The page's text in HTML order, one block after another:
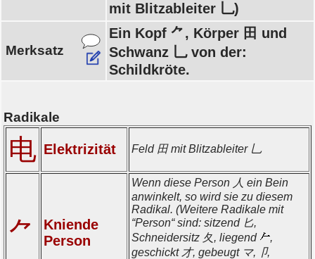
mit Blitzableiter 乚)
Merksatz
Ein Kopf ⺈, Körper 田 und
Schwanz 乚 von der:
Schildkröte.
Radikale
电 Elektrizität Feld 田 mit Blitzableiter 乚
⺈
Kniende
Person
Wenn diese Person 人 ein Bein
anwinkelt, so wird sie zu diesem
Radikal. (Weitere Radikale mit
“Person“ sind: sitzend 匕,
Schneidersitz 夂, liegend
,
geschickt 才, gebeugt マ,卩,